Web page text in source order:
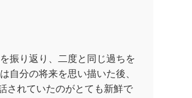
振り返り、二度と同じ過ちを
自分の将来を思い描いた後、
されていたのがとても新鮮で